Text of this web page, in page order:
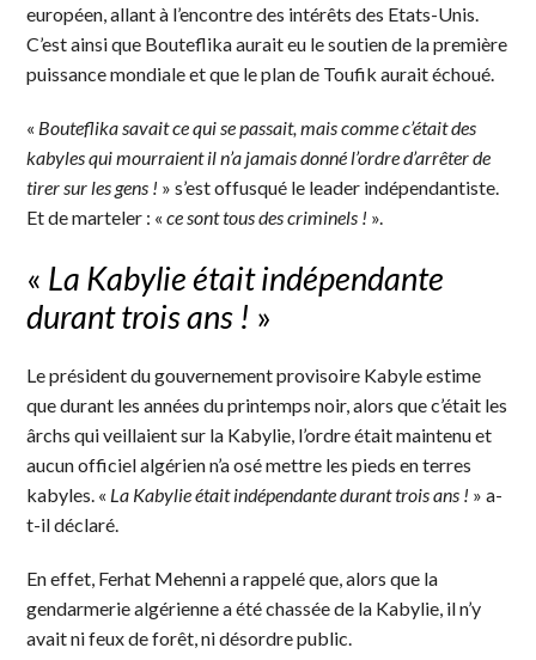
européen, allant à l’encontre des intérêts des Etats-Unis.
C’est ainsi que Bouteflika aurait eu le soutien de la première
puissance mondiale et que le plan de Toufik aurait échoué.
« Bouteflika savait ce qui se passait, mais comme c’était des
kabyles qui mourraient il n’a jamais donné l’ordre d’arrêter de
tirer sur les gens ! » s’est offusqué le leader indépendantiste.
Et de marteler : «ce sont tous des criminels ! ».
« La Kabylie était indépendante
durant trois ans ! »
Le président du gouvernement provisoire Kabyle estime
que durant les années du printemps noir, alors que c’était les
ârchs qui veillaient sur la Kabylie, l’ordre était maintenu et
aucun officiel algérien n’a osé mettre les pieds en terres
kabyles. « La Kabylie était indépendante durant trois ans ! » a-
t-il déclaré.
En effet, Ferhat Mehenni a rappelé que, alors que la
gendarmerie algérienne a été chassée de la Kabylie, il n’y
avait ni feux de forêt, ni désordre public.